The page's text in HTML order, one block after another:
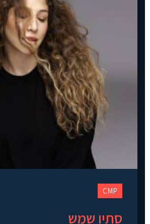
CMP
סתיו שמש